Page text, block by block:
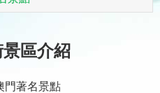
區介紹
著名景點